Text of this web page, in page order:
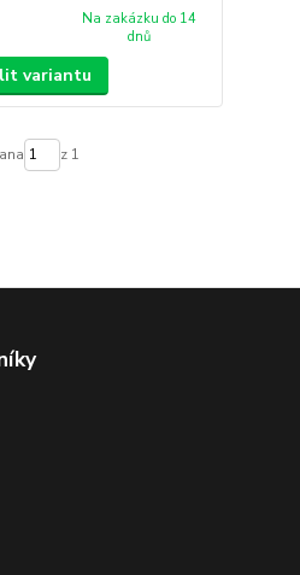
Na zakázku do 14
dnů
variantu
z 1